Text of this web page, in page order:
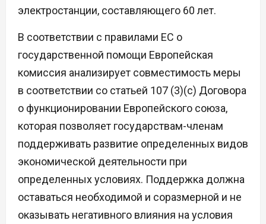
электростанции, составляющего 60 лет.
В соответствии с правилами ЕС о
государственной помощи Европейская
комиссия анализирует совместимость меры
в соответствии со статьей 107 (3)(c) Договора
о функционировании Европейского союза,
которая позволяет государствам-членам
поддерживать развитие определенных видов
экономической деятельности при
определенных условиях. Поддержка должна
оставаться необходимой и соразмерной и не
оказывать негативного влияния на условия